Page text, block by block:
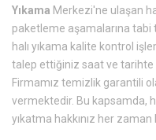
Yıkama Merkezi'ne ulaşan
paketleme aşamalarına tabi
halı yıkama kalite kontrol
talep ettiğiniz saat ve
Firmamız temizlik garantili
vermektedir. Bu kapsamda,
yıkatma hakkınız her